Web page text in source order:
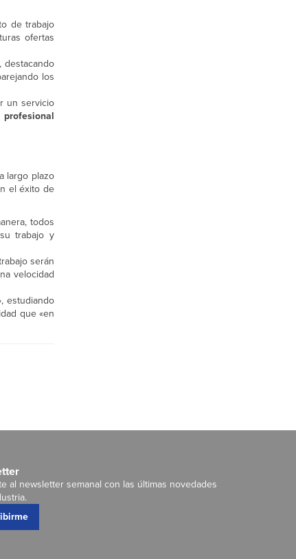
de trabajo
ofertas
destacando
los
un servicio
largo plazo
el éxito de
todos
trabajo y
serán
velocidad
estudiando
que «en
al newsletter semanal con las últimas novedades